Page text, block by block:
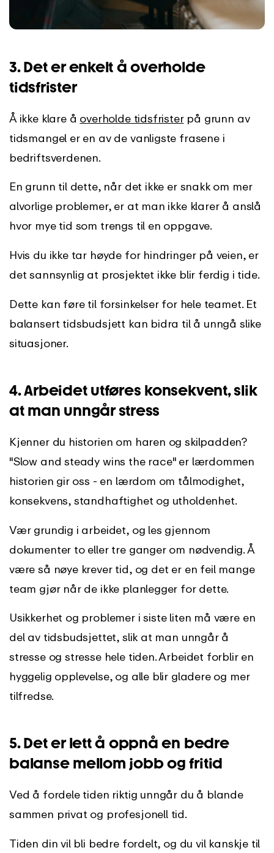
3. Det er enkelt å overholde
tidsfrister
Å ikke klare å overholde tidsfristerpå grunn av
tidsmangel er en av de vanligste frasene i
bedriftsverdenen.
En grunn til dette, når det ikke er snakk om mer
alvorlige problemer, er at man ikke klarer å anslå
hvor mye tid som trengs til en oppgave.
Hvis du ikke tar høyde for hindringer på veien, er
det sannsynlig at prosjektet ikke blir ferdig i tide.
Dette kan føre til forsinkelser for hele teamet. Et
balansert tidsbudsjett kan bidra til å unngå slike
situasjoner.
4. Arbeidet utføres konsekvent, slik
at man unngår stress
Kjenner du historien om haren og skilpadden?
"Slow and steady wins the race" er lærdommen
historien gir oss - en lærdom om tålmodighet,
konsekvens, standhaftighet og utholdenhet.
Vær grundig i arbeidet, og les gjennom
dokumenter to eller tre ganger om nødvendig. Å
være så nøye krever tid, og det er en feil mange
team gjør når de ikke planlegger for dette.
Usikkerhet og problemer i siste liten må være en
del av tidsbudsjettet, slik at man unngår å
stresse og stresse hele tiden. Arbeidet forblir en
hyggelig opplevelse, og alle blir gladere og mer
tilfredse.
5. Det er lett å oppnå en bedre
balanse mellom jobb og fritid
Ved å fordele tiden riktig unngår du å blande
sammen privat og profesjonell tid.
Tiden din vil bli bedre fordelt, og du vil kanskje til